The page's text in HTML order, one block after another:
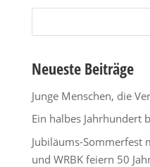
Suchen
Neueste Beiträge
Junge Menschen, die
Ein halbes Jahrhundert
Jubiläums-Sommerfest
und WRBK feiern 50